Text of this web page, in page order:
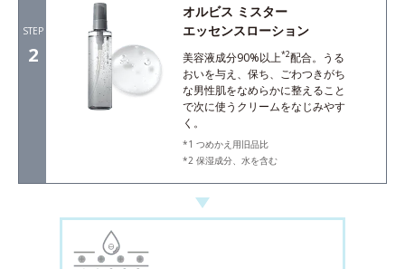
STEP
2
オルビス ミスター
エッセンスローション
美容液成分90%以上*2配合。うる
おいを与え、保ち、ごわつきがち
な男性肌をなめらかに整えること
で次に使うクリームをなじみやす
く。
つめかえ用旧品比
保湿成分、水を含む